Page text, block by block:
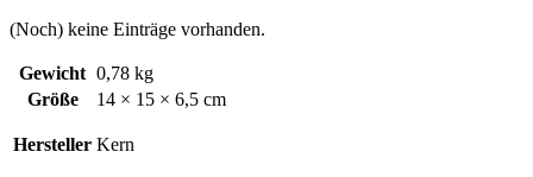
(Noch) keine Einträge vorhanden.
Gewicht 0,78 kg
Größe
14 × 15 × 6,5 cm
Hersteller Kern